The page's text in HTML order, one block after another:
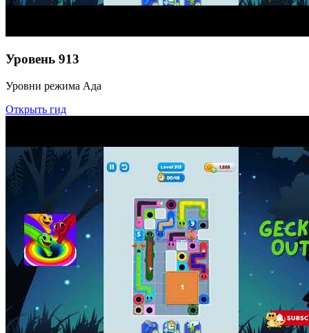
Уровень 913
Уровни режима Ада
Открыть гид